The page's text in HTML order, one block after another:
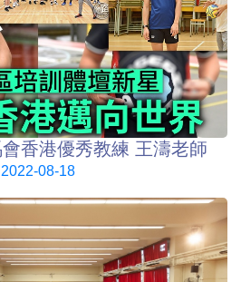
香港優秀教練 王濤老師
2022-08-18